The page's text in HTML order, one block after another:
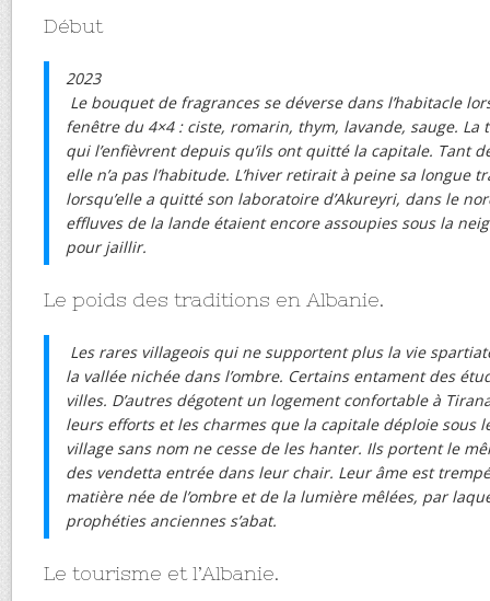
Début
2023
Le bouquet de fragrances se déverse dans l’habitacle
fenêtre du 4×4 : ciste, romarin, thym, lavande, sauge. La
qui l’enfièvrent depuis qu’ils ont quitté la capitale. Tant
elle n’a pas l’habitude. L’hiver retirait à peine sa longue
lorsqu’elle a quitté son laboratoire d’Akureyri, dans le
effluves de la lande étaient encore assoupies sous la
pour jaillir.
Le poids des traditions en Albanie.
Les rares villageois qui ne supportent plus la vie
la vallée nichée dans l’ombre. Certains entament des
villes. D’autres dégotent un logement confortable à
leurs efforts et les charmes que la capitale déploie sous
village sans nom ne cesse de les hanter. Ils portent le
des vendetta entrée dans leur chair. Leur âme est
matière née de l’ombre et de la lumière mêlées, par
prophéties anciennes s’abat.
Le tourisme et l’Albanie.